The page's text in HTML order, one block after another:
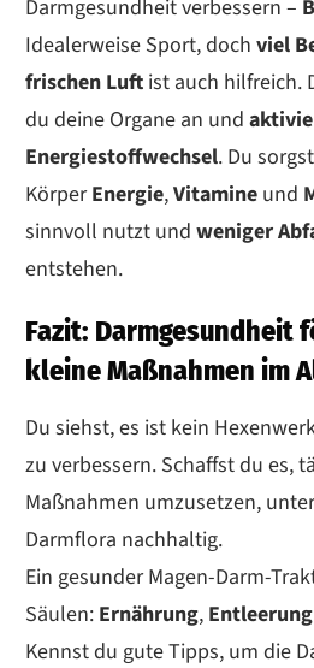
Darmgesundheit verbessern –
Idealerweise Sport, doch viel
frischen Luft ist auch hilfreich.
du deine Organe an und
Energiestoffwechsel. Du
KörperEnergie,Vitamine und
sinnvoll nutzt und weniger
entstehen.
Fazit: Darmgesundheit
kleine Maßnahmen im
Du siehst, es ist kein
zu verbessern. Schaffst du es,
Maßnahmen umzusetzen,
Darmflora nachhaltig.
Ein gesunder Magen-Darm-
Säulen: Ernährung, Entleerung
Kennst du gute Tipps, um die